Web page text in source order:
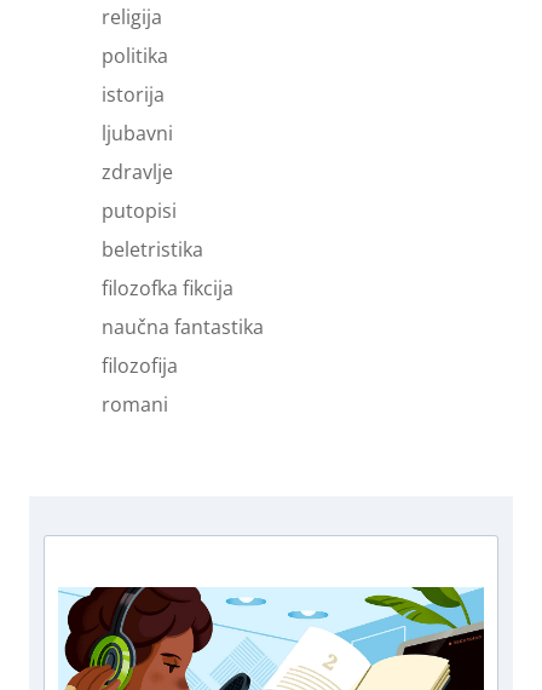
religija
politika
istorija
ljubavni
zdravlje
putopisi
beletristika
filozofka fikcija
naučna fantastika
filozofija
romani